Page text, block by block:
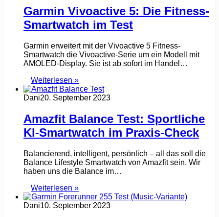
Garmin Vivoactive 5: Die Fitness-
Smartwatch im Test
Garmin erweitert mit der Vivoactive 5 Fitness-
Smartwatch die Vivoactive-Serie um ein Modell mit
AMOLED-Display. Sie ist ab sofort im Handel…
Weiterlesen »
Dani20. September 2023
Amazfit Balance Test: Sportliche
KI-Smartwatch im Praxis-Check
Balancierend, intelligent, persönlich – all das soll die
Balance Lifestyle Smartwatch von Amazfit sein. Wir
haben uns die Balance im…
Weiterlesen »
Dani10. September 2023